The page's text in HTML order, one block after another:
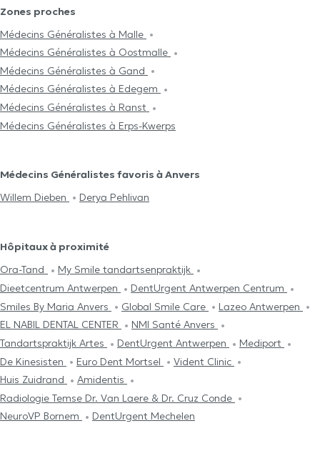
Zones proches
Médecins Généralistes à Malle
Médecins Généralistes à Oostmalle
Médecins Généralistes à Gand
Médecins Généralistes à Edegem
Médecins Généralistes à Ranst
Médecins Généralistes à Erps-Kwerps
Médecins Généralistes favoris à Anvers
Willem Dieben
Derya Pehlivan
Hôpitaux à proximité
Ora-Tand
My Smile tandartsenpraktijk
Dieetcentrum Antwerpen
DentUrgent Antwerpen Centrum
Smiles By Maria Anvers
Global Smile Care
Lazeo Antwerpen
EL NABIL DENTAL CENTER
NMI Santé Anvers
Tandartspraktijk Artes
DentUrgent Antwerpen
Mediport
De Kinesisten
Euro Dent Mortsel
Vident Clinic
Huis Zuidrand
Amidentis
Radiologie Temse Dr. Van Laere & Dr. Cruz Conde
NeuroVP Bornem
DentUrgent Mechelen